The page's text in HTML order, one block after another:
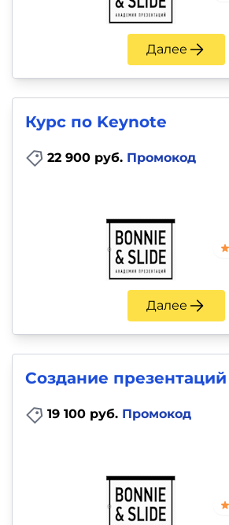
Далее
Курс по Keynote
22 900 руб. Промокод
Далее
Создание
19 100 руб. Промокод